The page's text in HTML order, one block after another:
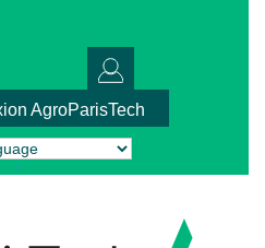
AgroParisTech
Translate